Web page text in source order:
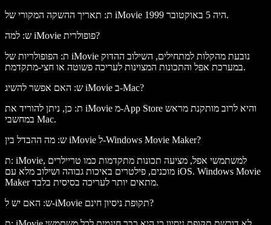
ת: תאריך ההשקה המקורי של iMovie היה 5 באוקטובר 1999.
ש: למה iMovie פופולרית?
ת: הפופולריות של iMovie נובעת מהקלות למתחילים, השילוב ההדוק
במערכת אפל והתכונות המצוינות לעריכה פשוטה או חצי-מתקדמת.
ש: האם אפשר להשיג iMovie ב-Mac?
ת: כן, ניתן להוריד את iMovie מ-App Store והיא לרוב מותקנת מראש
במחשבי Mac.
ש: מה ההבדל בין iMovie ל-Windows Movie Maker?
ת: iMovie, למשתמשי אפל, מציעה תכונות מתקדמות כמו טריילרים
מוכנים, פילטרים באיכות גבוהה ושילוב מלא עם iOS. Windows Movie
Maker מתאים יותר לעריכה בסיסית בלבד.
ש: האם יש ל-iMovie תקופת ניסיון חינם?